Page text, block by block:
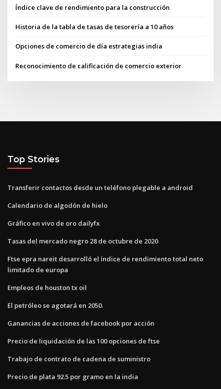
Índice clave de rendimiento para la construcción
Historia de la tabla de tasas de tesorería a 10 años
Opciones de comercio de día estrategias india
Reconocimiento de calificación de comercio exterior
Top Stories
Transferir contactos desde un teléfono plegable a android
Calendario de algodón de hielo
Gráfico en vivo de oro dailyfx
Tasas del mercado negro 28 de octubre de 2020
Ftse epra nareit desarrolló el índice de rendimiento total neto
limitado de europa
Empleos de houston tx oil
El petróleo se agotará en 2050.
Ganancias de acciones de facebook por acción
Precio de liquidación de las 100 opciones de ftse
Trabajo de contrato de cadena de suministro
Precio de plata 92.5 por gramo en la india